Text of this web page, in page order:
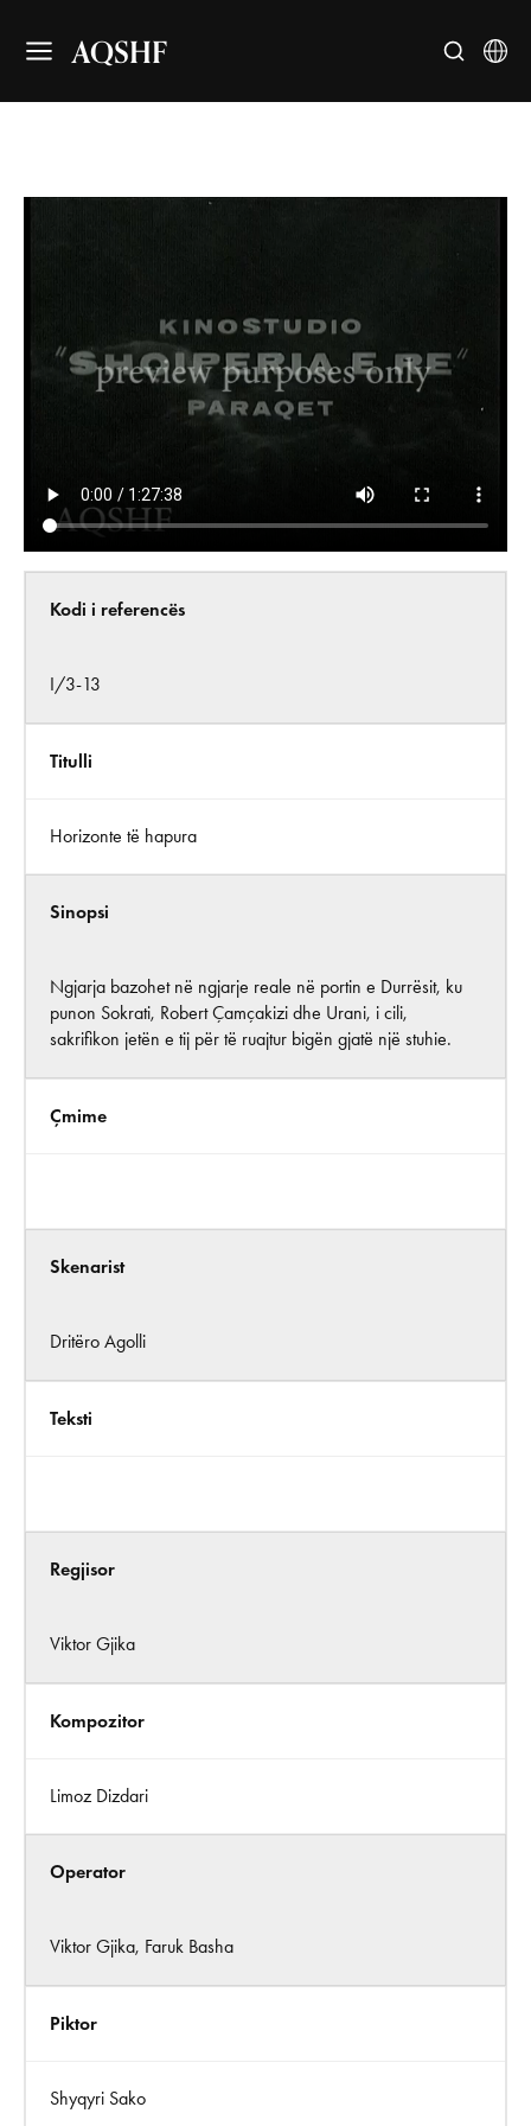
AQSHF
Kodi i referencës
I/3-13
Titulli
Horizonte të hapura
Sinopsi
Ngjarja bazohet në ngjarje reale në portin e Durrësit, ku
punon Sokrati, Robert Çamçakizi dhe Urani, i cili,
sakrifikon jetën e tij për të ruajtur bigën gjatë një stuhie.
Çmime
Skenarist
Dritëro Agolli
Teksti
Regjisor
Viktor Gjika
Kompozitor
Limoz Dizdari
Operator
Viktor Gjika, Faruk Basha
Piktor
Shyqyri Sako